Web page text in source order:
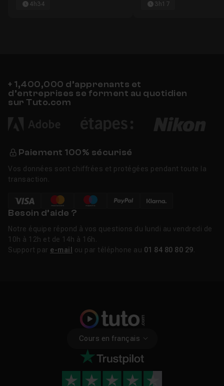
4h34 3h17
+ 1,400,000 d’apprenants et
d’entreprises se forment au quotidien
sur Tuto.com
Paiement 100% sécurisé
Vos données sont chiffrées et protégées pendant toute la
transaction.
Besoin d’aide ?
Notre équipe répond à vos questions du lundi au vendredi de
10h à 12h et de 14h à 16h.
Support par e-mail ou par téléphone au 01 84 80 80 29
Cours en français